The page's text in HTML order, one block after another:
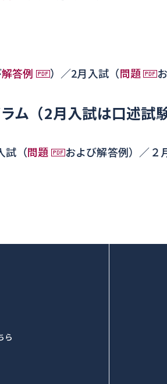
解答例 ）／2月入試（問題
ム（2月入試は口述試験
試（問題 および解答例）／２
ら